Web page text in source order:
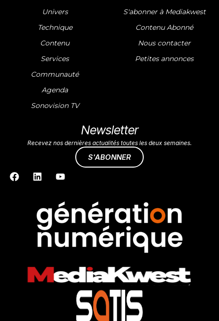
Univers
Technique
Contenu
Services
Communauté
Agenda
Sonovision TV
S'abonner à Mediakwest
Contenu Abonné
Nous contacter
Petites annonces
Newsletter
Recevez nos dernières actualités toutes les deux semaines.
S'ABONNER